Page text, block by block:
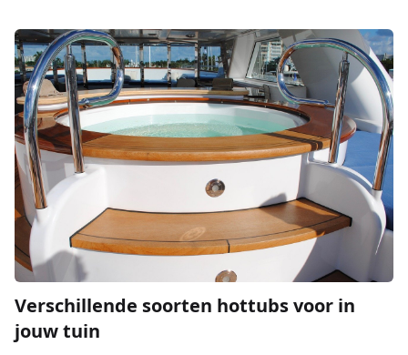
Verschillende soorten hottubs voor in
jouw tuin